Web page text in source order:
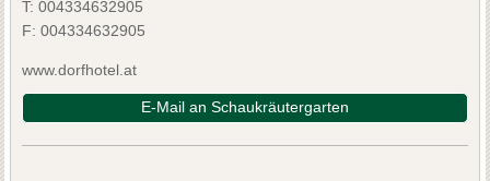
T: 004334632905
F: 004334632905
www.dorfhotel.at
E-Mail an Schaukräutergarten